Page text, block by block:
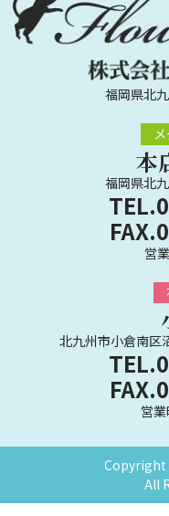
福岡県北
本
福岡県北
営
北九州市小倉南区
営
Copyright
All